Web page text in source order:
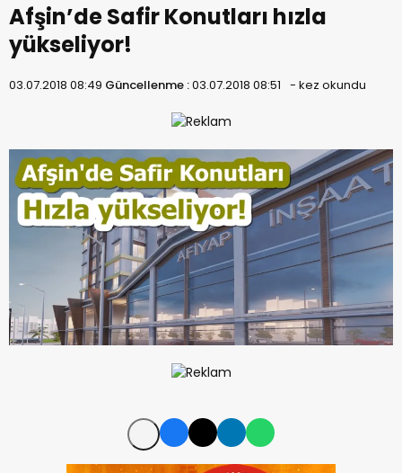
Afşin’de Safir Konutları hızla
yükseliyor!
03.07.2018 08:49 Güncellenme :03.07.2018 08:51 - kez okundu